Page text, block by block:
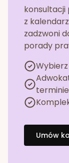
konsultacji
z
zadzwoni
porady
terminie
Umów